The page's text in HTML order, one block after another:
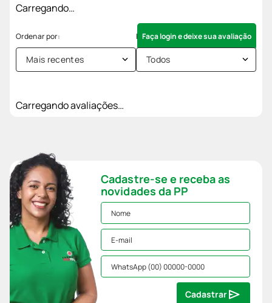
Carregando…
Faça login e deixe sua avaliação
Mais recentes Todos
Carregando avaliações…
Cadastre-se e receba as
novidades da PP
Cadastrar